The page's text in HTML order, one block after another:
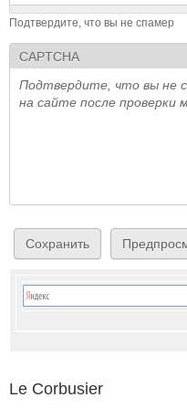
Подтвердите, что вы не спамер
CAPTCHA
Подтвердите, что вы не
на сайте после проверки
Le Corbusier